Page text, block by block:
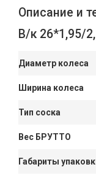
Описание и
В/к 26*1,95/
Диаметр колеса
Ширина колеса
Тип соска
Вес БРУТТО
Габариты